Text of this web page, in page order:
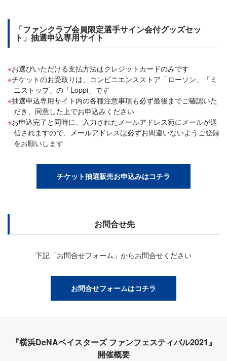
「ファンクラブ会員限定選手サイン会付グッズセッ
ト」抽選申込専用サイト
お選びいただける支払方法はクレジットカードのみです
チケットのお受取りは、コンビニエンスストア「ローソン」「ミ
ニストップ」の「Loppi」です
抽選申込専用サイト内の各種注意事項も必ず最後までご確認いた
だき、同意した上でお申込みください
お申込完了と同時に、入力されたメールアドレス宛にメールが送
信されますので、メールアドレスは必ずお間違いないようご登録
をお願いします
チケット抽選販売お申込みはコチラ
お問合せ先
下記「お問合せフォーム」からお問合せください
お問合せフォームはコチラ
『横浜DeNAベイスターズ ファンフェスティバル2021』
開催概要